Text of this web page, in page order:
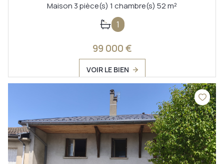
Maison 3 pièce(s) 1 chambre(s) 52 m²
1
99 000 €
VOIR LE BIEN